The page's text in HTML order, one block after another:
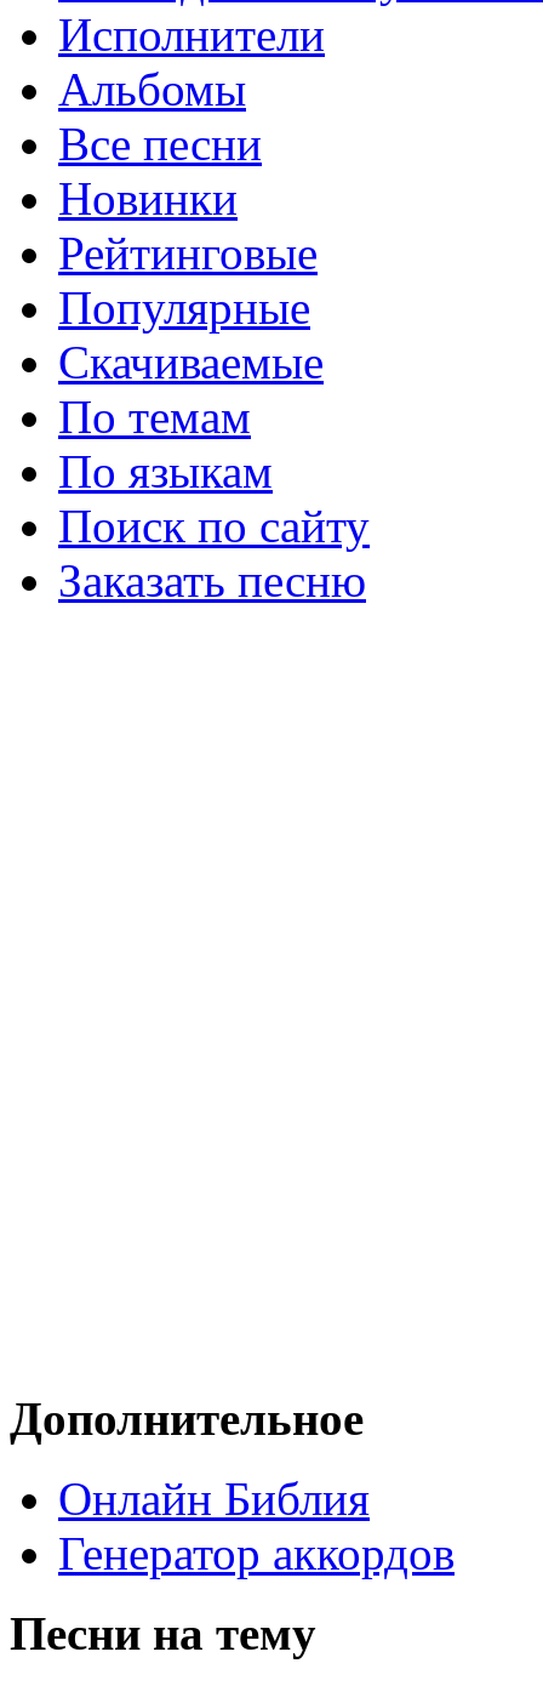
Исполнители
Альбомы
Все песни
Новинки
Рейтинговые
Популярные
Скачиваемые
По темам
По языкам
Поиск по сайту
Заказать песню
Дополнительное
Онлайн Библия
Генератор аккордов
Песни на тему